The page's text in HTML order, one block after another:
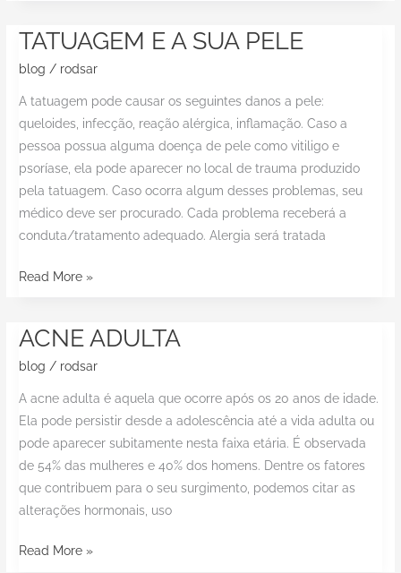
TATUAGEM E A SUA PELE
blog / rodsar
A tatuagem pode causar os seguintes danos a pele:
queloides, infecção, reação alérgica, inflamação. Caso a
pessoa possua alguma doença de pele como vitiligo e
psoríase, ela pode aparecer no local de trauma produzido
pela tatuagem. Caso ocorra algum desses problemas, seu
médico deve ser procurado. Cada problema receberá a
conduta/tratamento adequado. Alergia será tratada
TATUAGEM
SUA
PELE
Read More »
ACNE ADULTA
blog / rodsar
A acne adulta é aquela que ocorre após os 20 anos de idade.
Ela pode persistir desde a adolescência até a vida adulta ou
pode aparecer subitamente nesta faixa etária. É observada
de 54% das mulheres e 40% dos homens. Dentre os fatores
que contribuem para o seu surgimento, podemos citar as
alterações hormonais, uso
ACNE
Read More »